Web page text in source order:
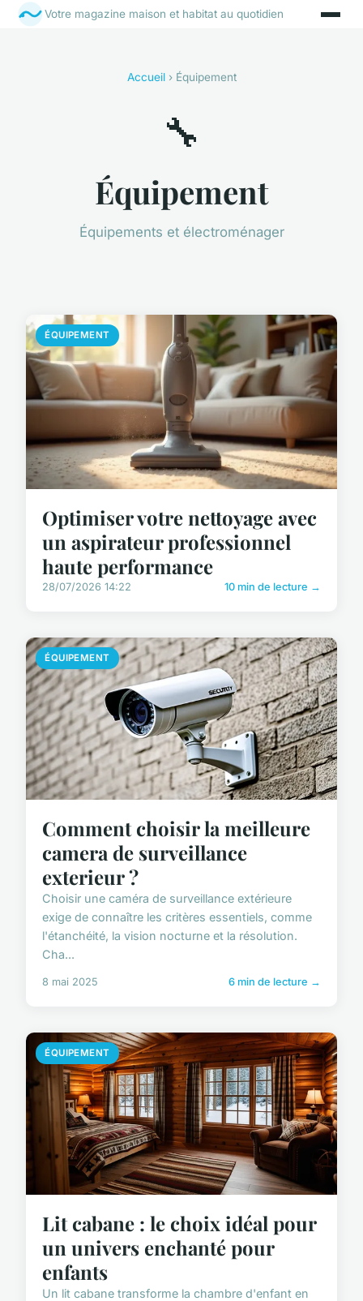
Votre magazine maison et habitat au quotidien
Accueil› Équipement
🔧
Équipement
Équipements et électroménager
ÉQUIPEMENT
Optimiser votre nettoyage avec
un aspirateur professionnel
haute performance
28/07/2026 14:22 10 min de lecture →
ÉQUIPEMENT
Comment choisir la meilleure
camera de surveillance
exterieur ?
Choisir une caméra de surveillance extérieure
exige de connaître les critères essentiels, comme
l'étanchéité, la vision nocturne et la résolution.
Cha...
8 mai 2025 6 min de lecture →
ÉQUIPEMENT
Lit cabane : le choix idéal pour
un univers enchanté pour
enfants
Un lit cabane transforme la chambre d'enfant en